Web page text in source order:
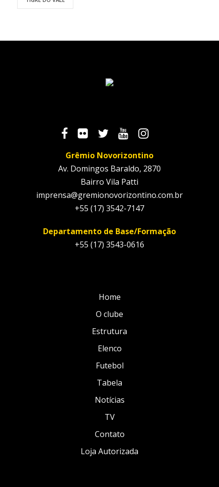
Grêmio Novorizontino
Av. Domingos Baraldo, 2870
Bairro Vila Patti
imprensa@gremionovorizontino.com.br
+55 (17) 3542-7147
Departamento de Base/Formação
+55 (17) 3543-0616
Home
O clube
Estrutura
Elenco
Futebol
Tabela
Notícias
TV
Contato
Loja Autorizada